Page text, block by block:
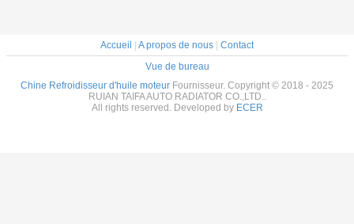
Accueil A propos de nous
Contact
Vue de bureau
Chine Refroidisseur d'huile moteur Fournisseur. Copyright © 2018 - 2025
RUIAN TAIFA AUTO RADIATOR CO.,LTD..
All rights reserved. Developed by ECER